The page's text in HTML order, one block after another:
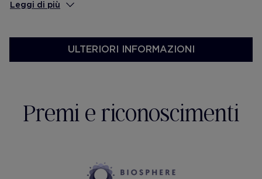
Leggi di più
ULTERIORI INFORMAZIONI
Premi e riconoscimenti